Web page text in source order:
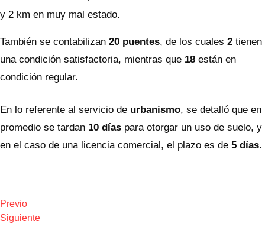
y 2 km en muy mal estado.
También se contabilizan 20 puentes, de los cuales 2 tienen
una condición satisfactoria, mientras que 18 están en
condición regular.
En lo referente al servicio de urbanismo, se detalló que en
promedio se tardan 10 días para otorgar un uso de suelo, y
en el caso de una licencia comercial, el plazo es de 5 días.
Previo
Siguiente